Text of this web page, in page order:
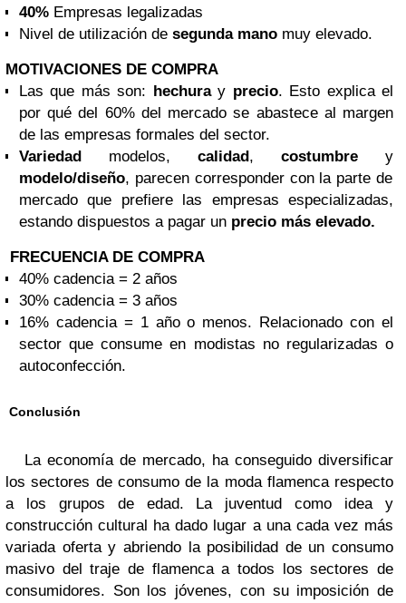
40% Empresas legalizadas
Nivel de utilización de segunda mano muy elevado.
MOTIVACIONES DE COMPRA
Las que más son: hechuray precio. Esto explica el
por qué del 60% del mercado se abastece al margen
de las empresas formales del sector.
Variedad modelos, calidad, costumbre y
modelo/diseño, parecen corresponder con la parte de
mercado que prefiere las empresas especializadas,
estando dispuestos a pagar un precio más elevado.
FRECUENCIA DE COMPRA
40% cadencia = 2 años
30% cadencia = 3 años
16% cadencia = 1 año o menos. Relacionado con el
sector que consume en modistas no regularizadas o
autoconfección.
Conclusión
La economía de mercado, ha conseguido diversificar
los sectores de consumo de la moda flamenca respecto
a los grupos de edad. La juventud como idea y
construcción cultural ha dado lugar a una cada vez más
variada oferta y abriendo la posibilidad de un consumo
masivo del traje de flamenca a todos los sectores de
consumidores. Son los jóvenes, con su imposición de